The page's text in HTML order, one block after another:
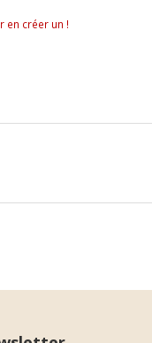
en créer un !